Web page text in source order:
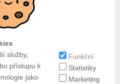
služby,
přístupu k
jako
Funkční
Statistiky
Marketing